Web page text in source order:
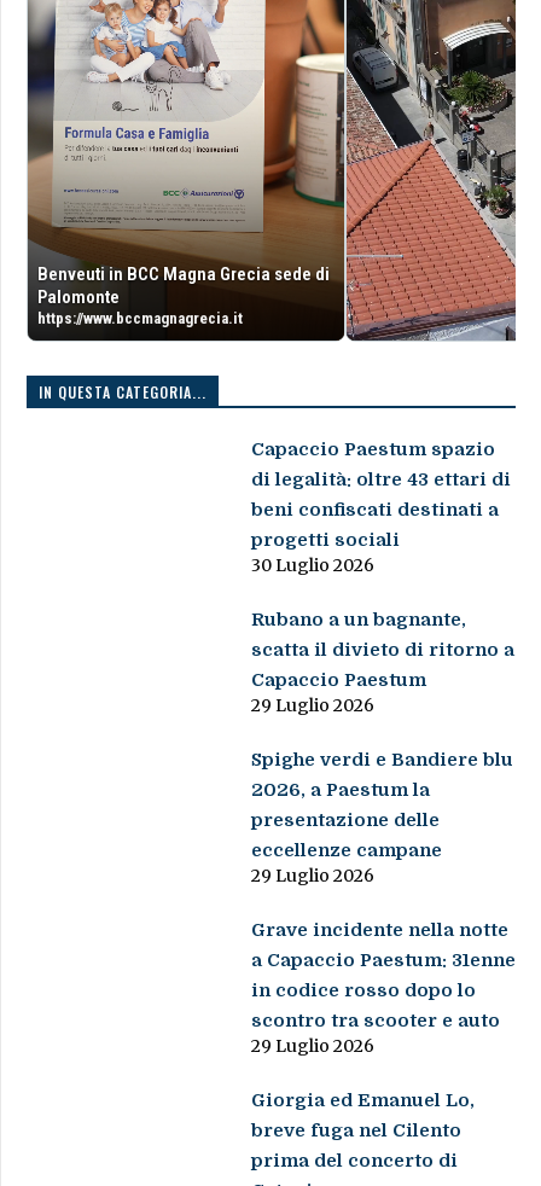
Benveuti in BCC Magna Grecia sede di
Palomonte
https://www.bccmagnagrecia.it
IN QUESTA CATEGORIA...
Capaccio Paestum spazio
di legalità: oltre 43 ettari di
beni confiscati destinati a
progetti sociali
30 Luglio 2026
Rubano a un bagnante,
scatta il divieto di ritorno a
Capaccio Paestum
29 Luglio 2026
Spighe verdi e Bandiere blu
2026, a Paestum la
presentazione delle
eccellenze campane
29 Luglio 2026
Grave incidente nella notte
a Capaccio Paestum: 31enne
in codice rosso dopo lo
scontro tra scooter e auto
29 Luglio 2026
Giorgia ed Emanuel Lo,
breve fuga nel Cilento
prima del concerto di